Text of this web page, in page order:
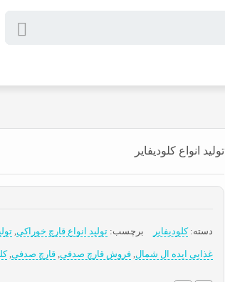
تولید انواع کلودیفایر
دسته:کلودیفایر برچسب:تولید انواع قارچ خوراکی,
غذایی ایده ال شمال,فروش قارچ صدفی,قارچ صدفی,